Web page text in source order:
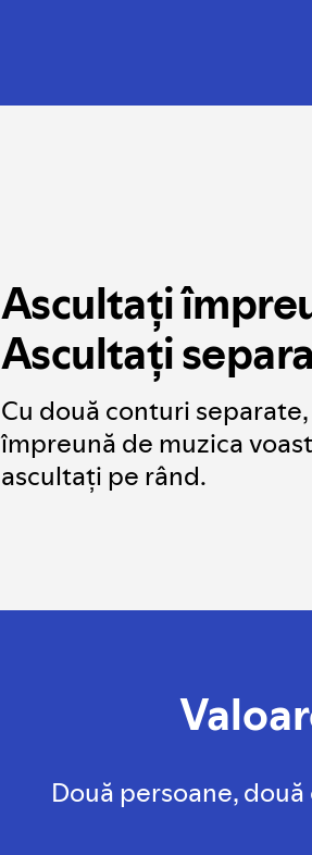
Ascultați
Ascultați
Cu două conturi
împreună de muzica
ascultați pe rând.
Două persoane,